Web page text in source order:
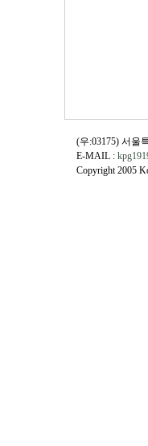
(우:03175) 서울
E-MAIL :
Copyright 2005